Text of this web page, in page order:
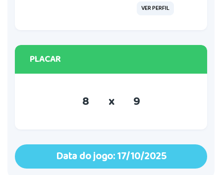
VER PERFIL
PLACAR
8 x 9
Data do jogo: 17/10/2025